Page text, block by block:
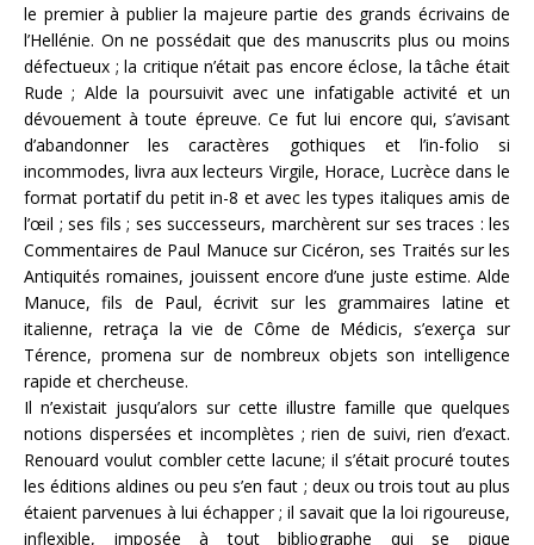
le premier à publier la majeure partie des grands écrivains de
l’Hellénie. On ne possédait que des manuscrits plus ou moins
défectueux ; la critique n’était pas encore éclose, la tâche était
Rude ; Alde la poursuivit avec une infatigable activité et un
dévouement à toute épreuve. Ce fut lui encore qui, s’avisant
d’abandonner les caractères gothiques et l’in-folio si
incommodes, livra aux lecteurs Virgile, Horace, Lucrèce dans le
format portatif du petit in-8 et avec les types italiques amis de
l’œil ; ses fils ; ses successeurs, marchèrent sur ses traces : les
Commentaires de Paul Manuce sur Cicéron, ses Traités sur les
Antiquités romaines, jouissent encore d’une juste estime. Alde
Manuce, fils de Paul, écrivit sur les grammaires latine et
italienne, retraça la vie de Côme de Médicis, s’exerça sur
Térence, promena sur de nombreux objets son intelligence
rapide et chercheuse.
Il n’existait jusqu’alors sur cette illustre famille que quelques
notions dispersées et incomplètes ; rien de suivi, rien d’exact.
Renouard voulut combler cette lacune; il s’était procuré toutes
les éditions aldines ou peu s’en faut ; deux ou trois tout au plus
étaient parvenues à lui échapper ; il savait que la loi rigoureuse,
inflexible, imposée à tout bibliographe qui se pique